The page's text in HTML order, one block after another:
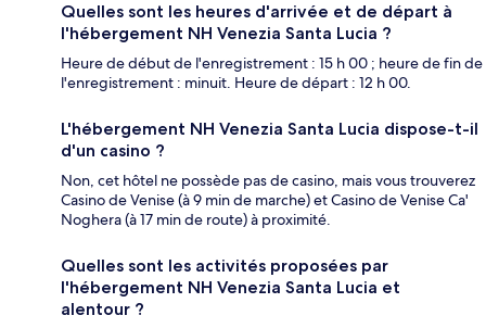
Quelles sont les heures d'arrivée et de départ à
l'hébergement NH Venezia Santa Lucia ?
Heure de début de l'enregistrement : 15 h 00 ; heure de fin de
l'enregistrement : minuit. Heure de départ : 12 h 00.
L'hébergement NH Venezia Santa Lucia dispose-t-il
d'un casino ?
Non, cet hôtel ne possède pas de casino, mais vous trouverez
Casino de Venise (à 9 min de marche) et Casino de Venise Ca'
Noghera (à 17 min de route) à proximité.
Quelles sont les activités proposées par
l'hébergement NH Venezia Santa Lucia et
alentour ?